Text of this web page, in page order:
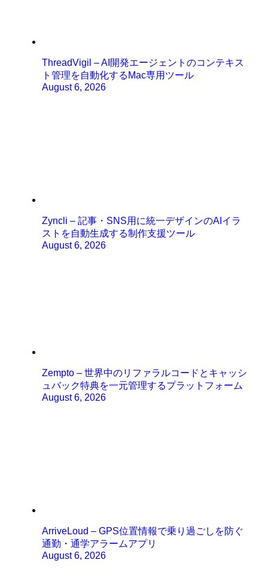
ThreadVigil – AI開発エージェントのコンテキス
ト管理を自動化するMac専用ツール
August 6, 2026
Zyncli – 記事・SNS用に統一デザインのAIイラ
ストを自動生成する制作支援ツール
August 6, 2026
Zempto – 世界中のリファラルコードとキャッシ
ュバック特典を一元管理するプラットフォーム
August 6, 2026
ArriveLoud – GPS位置情報で乗り過ごしを防ぐ
通勤・通学アラームアプリ
August 6, 2026